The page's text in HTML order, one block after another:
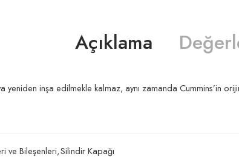
Açıklama
yeniden inşa edilmekle kalmaz, aynı zamanda Cummins’in
ve Bileşenleri,Silindir Kapağı